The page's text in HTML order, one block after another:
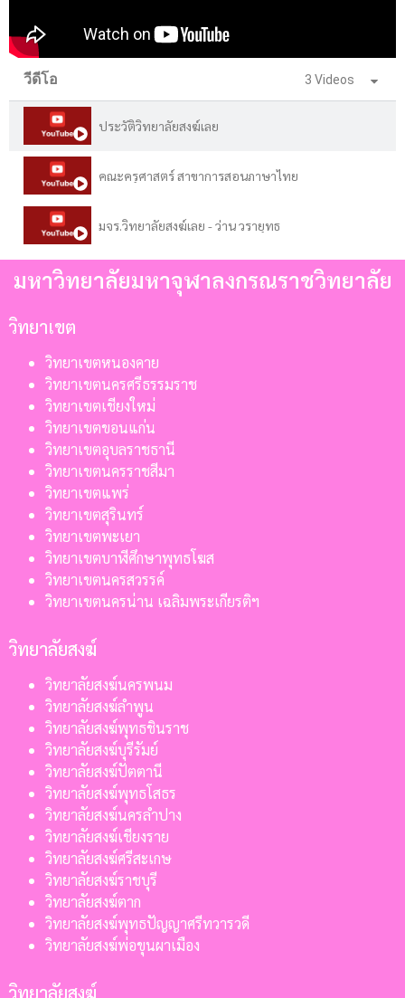
วีดีโอ 3 Videos
ประวัติวิทยาลัยสงฆ์เลย
คณะครุศาสตร์ สาขาการสอนภาษาไทย
มจร.วิทยาลัยสงฆ์เลย - ว่าน วรายุทธ
มหาวิทยาลัยมหาจุฬาลงกรณราชวิทยาลัย
วิทยาเขต
วิทยาเขตหนองคาย
วิทยาเขตนครศรีธรรมราช
วิทยาเขตเชียงใหม่
วิทยาเขตขอนแก่น
วิทยาเขตอุบลราชธานี
วิทยาเขตนครราชสีมา
วิทยาเขตแพร่
วิทยาเขตสุรินทร์
วิทยาเขตพะเยา
วิทยาเขตบาฬีศึกษาพุทธโฆส
วิทยาเขตนครสวรรค์
วิทยาเขตนครน่าน เฉลิมพระเกียรติฯ
วิทยาลัยสงฆ์
วิทยาลัยสงฆ์นครพนม
วิทยาลัยสงฆ์ลำพูน
วิทยาลัยสงฆ์พุทธชินราช
วิทยาลัยสงฆ์บุรีรัมย์
วิทยาลัยสงฆ์ปัตตานี
วิทยาลัยสงฆ์พุทธโสธร
วิทยาลัยสงฆ์นครลำปาง
วิทยาลัยสงฆ์เชียงราย
วิทยาลัยสงฆ์ศรีสะเกษ
วิทยาลัยสงฆ์ราชบุรี
วิทยาลัยสงฆ์ตาก
วิทยาลัยสงฆ์พุทธปัญญาศรีทวารวดี
วิทยาลัยสงฆ์พ่อขุนผาเมือง
วิทยาลัยสงฆ์